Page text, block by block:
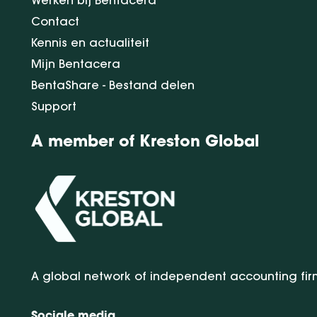
Contact
Kennis en actualiteit
Mijn Bentacera
BentaShare - Bestand delen
Support
A member of Kreston Global
A global network of independent accounting